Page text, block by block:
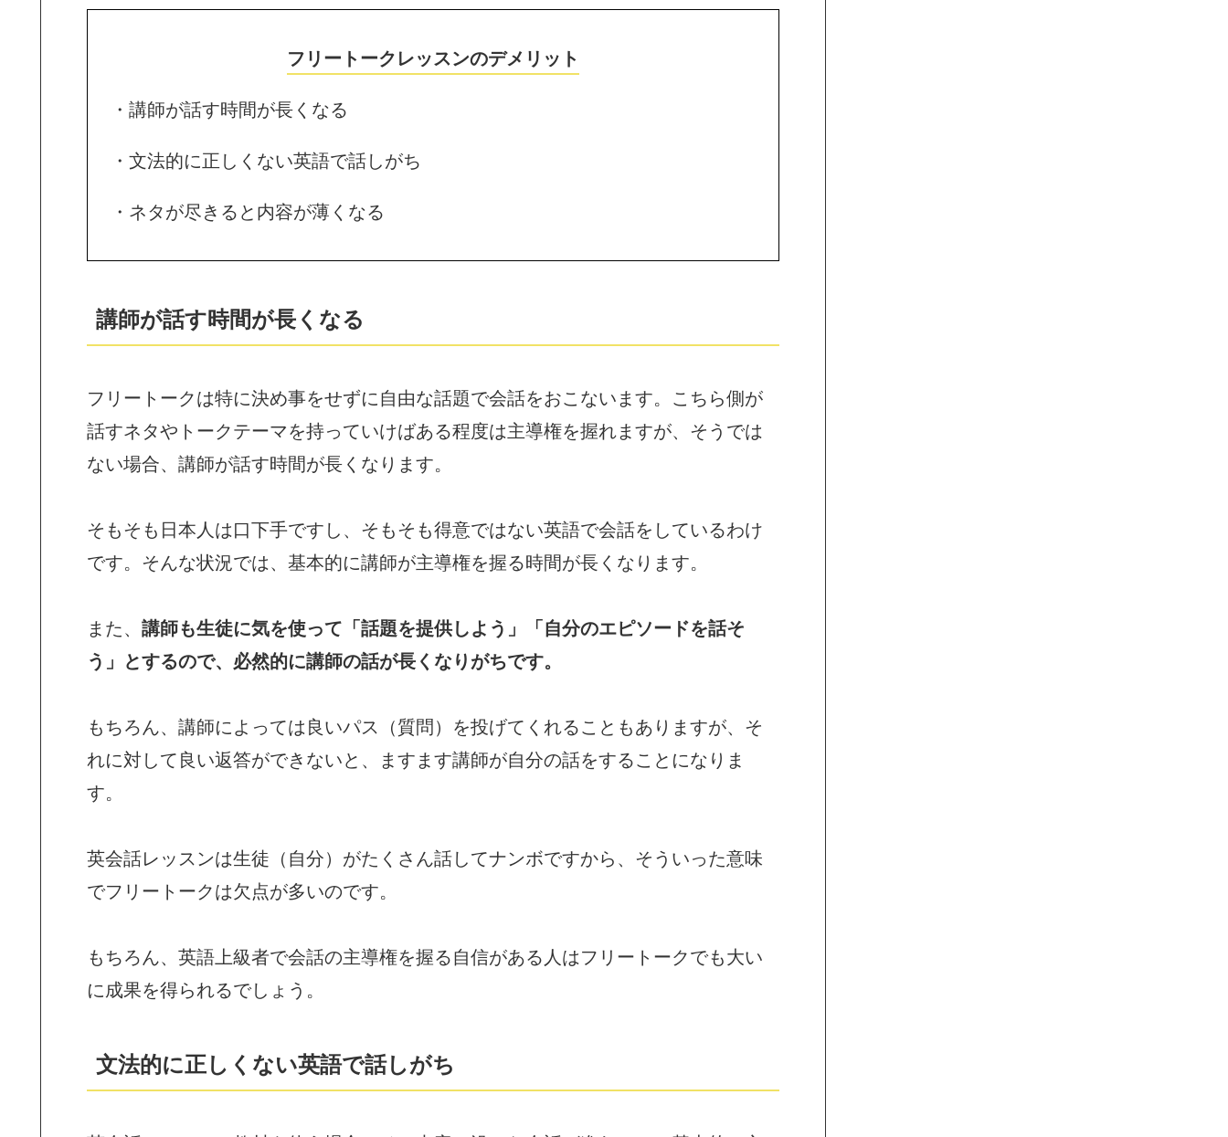
フリートークレッスンのデメリット
・講師が話す時間が長くなる
・文法的に正しくない英語で話しがち
・ネタが尽きると内容が薄くなる
講師が話す時間が長くなる
フリートークは特に決め事をせずに自由な話題で会話をおこないます。こちら側が
話すネタやトークテーマを持っていけばある程度は主導権を握れますが、そうでは
ない場合、講師が話す時間が長くなります。
そもそも日本人は口下手ですし、そもそも得意ではない英語で会話をしているわけ
です。そんな状況では、基本的に講師が主導権を握る時間が長くなります。
また、 講師も生徒に気を使って「話題を提供しよう」「自分のエピソードを話そ
う」とするので、必然的に講師の話が長くなりがちです。
もちろん、講師によっては良いパス（質問）を投げてくれることもありますが、そ
れに対して良い返答ができないと、ますます講師が自分の話をすることになりま
す。
英会話レッスンは生徒（自分）がたくさん話してナンボですから、そういった意味
でフリートークは欠点が多いのです。
もちろん、英語上級者で会話の主導権を握る自信がある人はフリートークでも大い
に成果を得られるでしょう。
文法的に正しくない英語で話しがち